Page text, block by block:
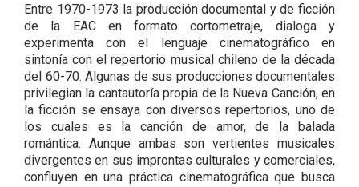
Entre 1970-1973 la producción documental y de ficción
de la EAC en formato cortometraje, dialoga y
experimenta con el lenguaje cinematográfico en
sintonía con el repertorio musical chileno de la década
del 60-70. Algunas de sus producciones documentales
privilegian la cantautoría propia de la Nueva Canción, en
la ficción se ensaya con diversos repertorios, uno de
los cuales es la canción de amor, de la balada
romántica. Aunque ambas son vertientes musicales
divergentes en sus improntas culturales y comerciales,
confluyen en una práctica cinematográfica que busca